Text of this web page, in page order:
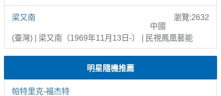
梁又南
瀏覽:2632
中國
(臺灣) | 梁又南（1969年11月13日-） | 民視鳳凰藝能
明星隨機推薦
帕特里克-福杰特